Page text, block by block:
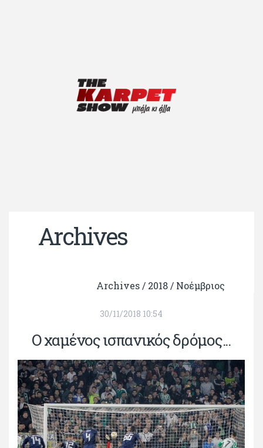
Archives
Archives / 2018 / Νοέμβριος
30/11/2018 10:54
Ο χαμένος ισπανικός δρόμος...